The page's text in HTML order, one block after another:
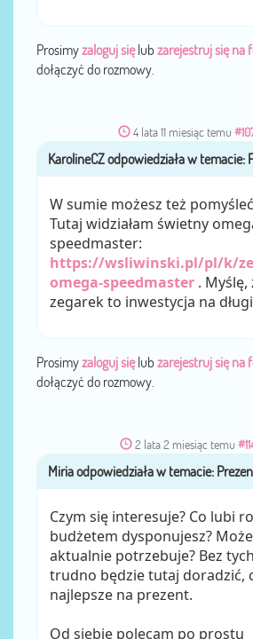
Prosimyzaloguj sięlub zarejestruj się na
dołączyć do rozmowy.
4 lata 11 miesiąc temu
przezKarolineCZ
W sumie możesz też
Tutaj widziałam świetny
speedmaster:
https://wsliwinski.pl/pl/k/
omega-speedmaster . Myślę,
zegarek to inwestycja na
Prosimyzaloguj sięlub zarejestruj się na
dołączyć do rozmowy.
2 lata 2 miesiąc temu
przezMiria
Czym się interesuje? Co lubi
budżetem dysponujesz?
aktualnie potrzebuje? Bez
trudno będzie tutaj doradzić,
najlepsze na prezent.
Od siebie polecam po prostu